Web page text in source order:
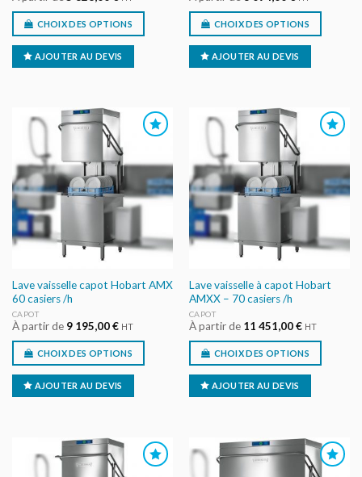
CHOIX DES OPTIONS
AJOUTER AU DEVIS
CHOIX DES OPTIONS
AJOUTER AU DEVIS
AJOUTER
AU DEVIS
Lave vaisselle capot Hobart AMX
60 casiers /h
CAPOT
À partir de 9 195,00€ HT
CHOIX DES OPTIONS
AJOUTER AU DEVIS
AJOUTER
AU DEVIS
Lave vaisselle à capot Hobart
AMXX – 70 casiers /h
CAPOT
À partir de 11 451,00€ HT
CHOIX DES OPTIONS
AJOUTER AU DEVIS